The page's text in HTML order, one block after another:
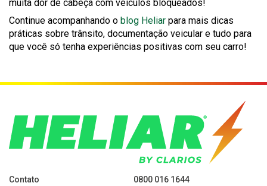
muita dor de cabeça com veículos bloqueados!
Continue acompanhando o blog Heliar para mais dicas
práticas sobre trânsito, documentação veicular e tudo para
que você só tenha experiências positivas com seu carro!
Contato
0800 016 1644